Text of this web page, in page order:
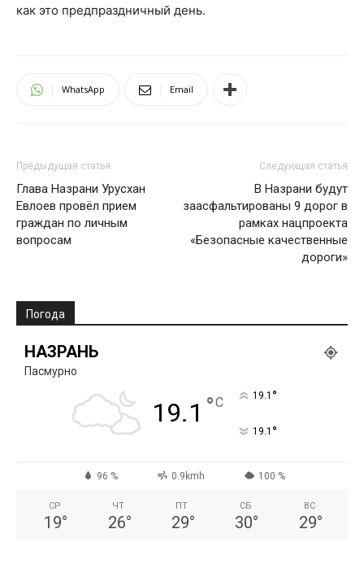
как это предпраздничный день.
WhatsApp Email
Предыдущая статья
Глава Назрани Урусхан
Евлоев провёл прием
граждан по личным
вопросам
Следующая статья
В Назрани будут
заасфальтированы 9 дорог в
рамках нацпроекта
«Безопасные качественные
дороги»
Погода
НАЗРАНЬ
Пасмурно
19.1 °C 19.1 °
19.1 °
96 % 0.9kmh 100 %
СР
19°
ЧТ
26°
ПТ
29°
СБ
30°
ВС
29°